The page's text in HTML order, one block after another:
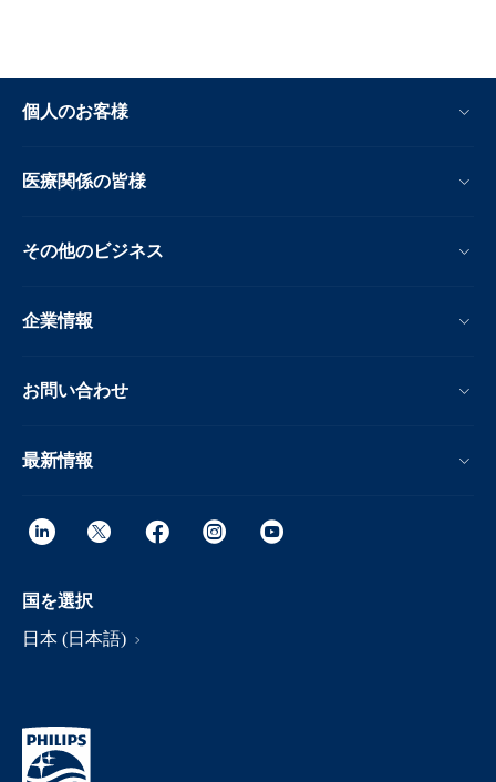
個人のお客様
医療関係の皆様
その他のビジネス
企業情報
お問い合わせ
最新情報
国を選択
日本 (日本語)